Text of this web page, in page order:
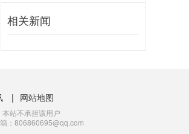
相关新闻
| 网站地图
站不承担该用户
：806860695@qq.com